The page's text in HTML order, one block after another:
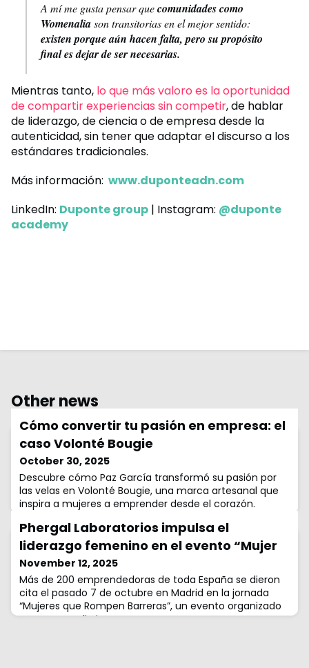
A mí me gusta pensar quecomunidades como
Womenaliason transitorias en el mejor sentido:
existen porque aún hacen falta, pero su propósito
final es dejar de ser necesarias.
Mientras tanto, lo que más valoro es la oportunidad
de compartir experiencias sin competir, de hablar
de liderazgo, de ciencia o de empresa desde la
autenticidad, sin tener que adaptar el discurso a los
estándares tradicionales.
Más información: www.duponteadn.com
LinkedIn: Duponte group | Instagram: @duponte
academy
Other news
Cómo convertir tu pasión en empresa: el
caso Volonté Bougie
October 30, 2025
Descubre cómo Paz García transformó su pasión por
las velas en Volonté Bougie, una marca artesanal que
inspira a mujeres a emprender desde el corazón.
Phergal Laboratorios impulsa el
liderazgo femenino en el evento “Mujer
November 12, 2025
Más de 200 emprendedoras de toda España se dieron
cita el pasado 7 de octubre en Madrid en la jornada
“Mujeres que Rompen Barreras”, un evento organizado
por Womenalia junto a Amazon